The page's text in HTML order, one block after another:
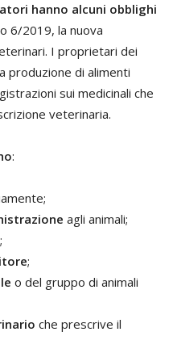
hanno alcuni obblighi
6/2019, la nuova
I proprietari dei
produzione di alimenti
sui medicinali che
veterinaria.
:
agli animali;
;
;
o del gruppo di animali
che prescrive il